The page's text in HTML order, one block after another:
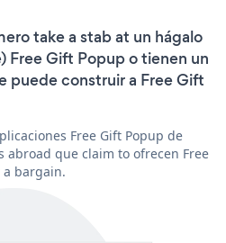
take a stab at un hágalo
Free Gift Popup o tienen un
puede construir a Free Gift
Free Gift Popup de
abroad que claim to ofrecen Free
a bargain.